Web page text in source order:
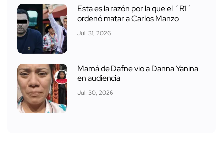
Esta es la razón por la que el ´R1´
ordenó matar a Carlos Manzo
Jul. 31, 2026
Mamá de Dafne vio a Danna Yanina
en audiencia
Jul. 30, 2026